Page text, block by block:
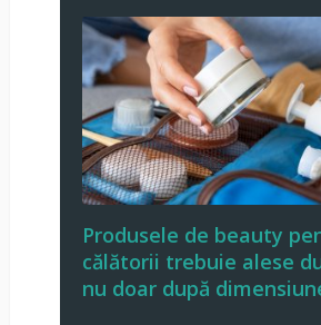
Produsele de beauty
călătorii trebuie alese
nu doar după